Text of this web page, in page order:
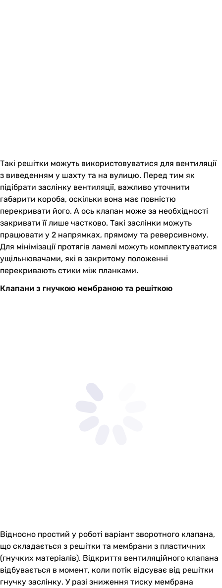
Такі решітки можуть використовуватися для вентиляції
з виведенням у шахту та на вулицю. Перед тим як
підібрати заслінку вентиляції, важливо уточнити
габарити короба, оскільки вона має повністю
перекривати його. А ось клапан може за необхідності
закривати її лише частково. Такі заслінки можуть
працювати у 2 напрямках, прямому та реверсивному.
Для мінімізації протягів ламелі можуть комплектуватися
ущільнювачами, які в закритому положенні
перекривають стики між планками.
Клапани з гнучкою мембраною та решіткою
Відносно простий у роботі варіант зворотного клапана,
що складається з решітки та мембрани з пластичних
(гнучких матеріалів). Відкриття вентиляційного клапана
відбувається в момент, коли потік відсуває від решітки
гнучку заслінку. У разі зниження тиску мембрана